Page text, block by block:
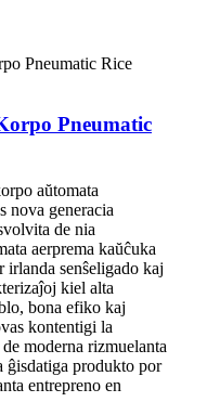
Pneumatic
aŭtomata
nova generacia
de nia
aerprema kaŭĉuka
irlanda senŝeligado kaj
kiel alta
bona efiko kaj
kontentigi la
moderna rizmuelanta
ĝisdatiga produkto por
entrepreno en